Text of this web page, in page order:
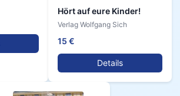
Hört auf eure Kinder!
Verlag Wolfgang Sich
15 €
Details